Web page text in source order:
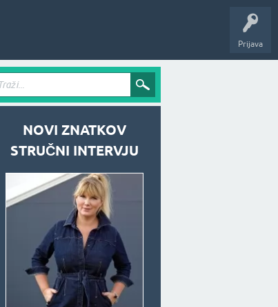
Prijava
NOVI ZNATKOV
STRUČNI INTERVJU